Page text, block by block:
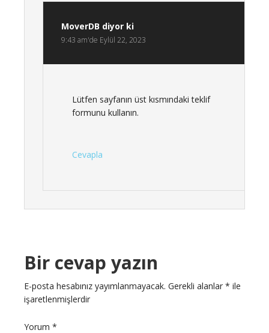
MoverDB diyor ki
9:43 am'de Eylül 22, 2023
Lütfen sayfanın üst kısmındaki teklif
formunu kullanın.
Cevapla
Bir cevap yazın
E-posta hesabınız yayımlanmayacak. Gerekli alanlar * ile
işaretlenmişlerdir
Yorum *